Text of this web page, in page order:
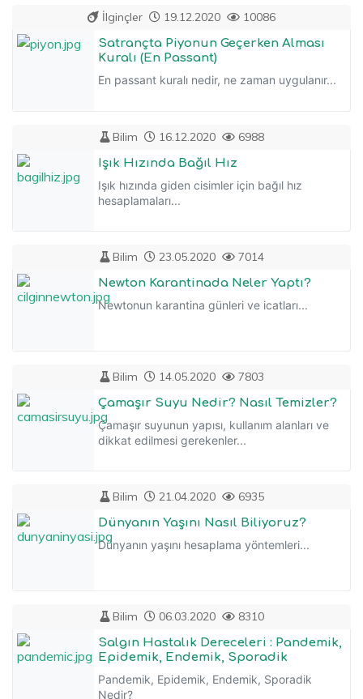
İlginçler 19.12.2020 10086
Satrançta Piyonun Geçerken Alması
Kuralı (En Passant)
En passant kuralı nedir, ne zaman uygulanır...
Bilim 16.12.2020 6988
Işık Hızında Bağıl Hız
Işık hızında giden cisimler için bağıl hız
hesaplamaları...
Bilim 23.05.2020 7014
Newton Karantinada Neler Yaptı?
Newtonun karantina günleri ve icatları...
Bilim 14.05.2020 7803
Çamaşır Suyu Nedir? Nasıl Temizler?
Çamaşır suyunun yapısı, kullanım alanları ve
dikkat edilmesi gerekenler...
Bilim 21.04.2020 6935
Dünyanın Yaşını Nasıl Biliyoruz?
Dünyanın yaşını hesaplama yöntemleri...
Bilim 06.03.2020 8310
Salgın Hastalık Dereceleri : Pandemik,
Epidemik, Endemik, Sporadik
Pandemik, Epidemik, Endemik, Sporadik
Nedir?